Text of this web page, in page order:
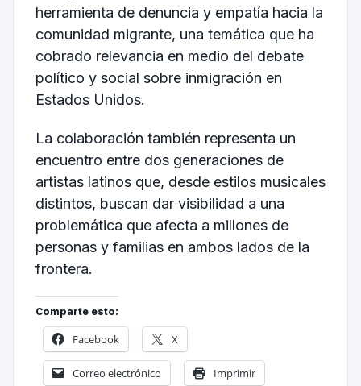
herramienta de denuncia y empatía hacia la
comunidad migrante, una temática que ha
cobrado relevancia en medio del debate
político y social sobre inmigración en
Estados Unidos.
La colaboración también representa un
encuentro entre dos generaciones de
artistas latinos que, desde estilos musicales
distintos, buscan dar visibilidad a una
problemática que afecta a millones de
personas y familias en ambos lados de la
frontera.
Comparte esto:
Facebook X
Correo electrónico Imprimir